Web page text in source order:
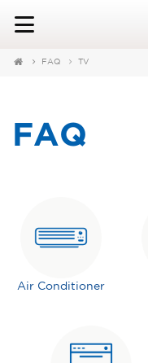
FAQ TV
FAQ
Air Conditioner